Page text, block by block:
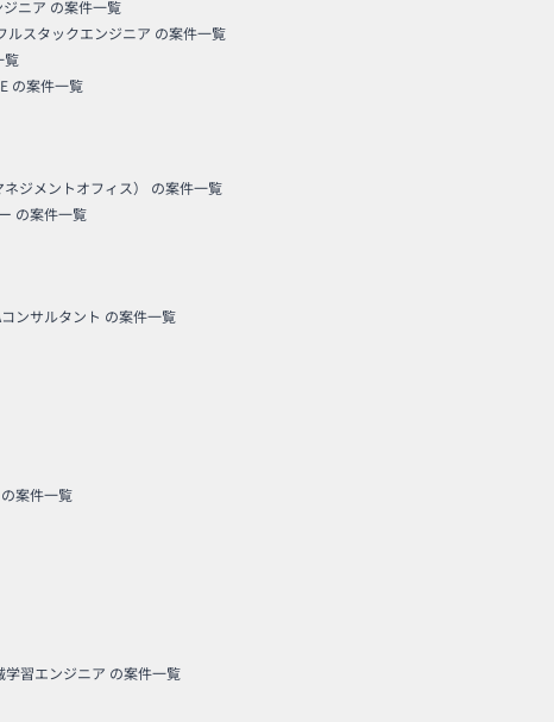
ニア の案件一覧
ルスタックエンジニア の案件一覧
覧
の案件一覧
ジメントオフィス）
の案件一覧
の案件一覧
コンサルタント の案件一覧
の案件一覧
学習エンジニア の案件一覧